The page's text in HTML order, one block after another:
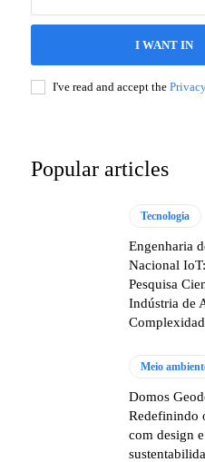
I WANT IN
I've read and accept the
Popular articles
Tecnologia
Engenharia
Nacional
Pesquisa
Indústria de
Meio
Domos
Redefinindo
com design e